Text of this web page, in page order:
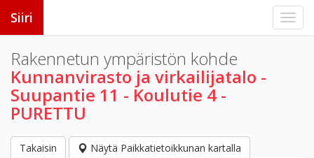
Siiri
Rakennetun ympäristön kohde
Kunnanvirasto ja virkailijatalo -
Suupantie 11 - Koulutie 4 -
PURETTU
Takaisin Näytä Paikkatietoikkunan kartalla